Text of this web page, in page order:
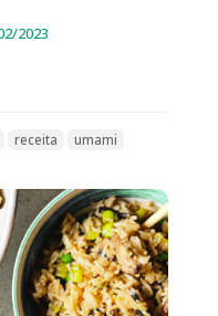
2023
receita umami